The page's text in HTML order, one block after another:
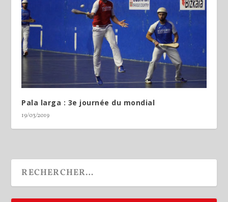
Pala larga : 3e journée du mondial
19/03/2019